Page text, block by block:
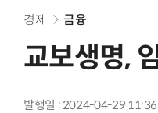
경제 금융
교보생명,
발행일 : 2024-04-29 11:36